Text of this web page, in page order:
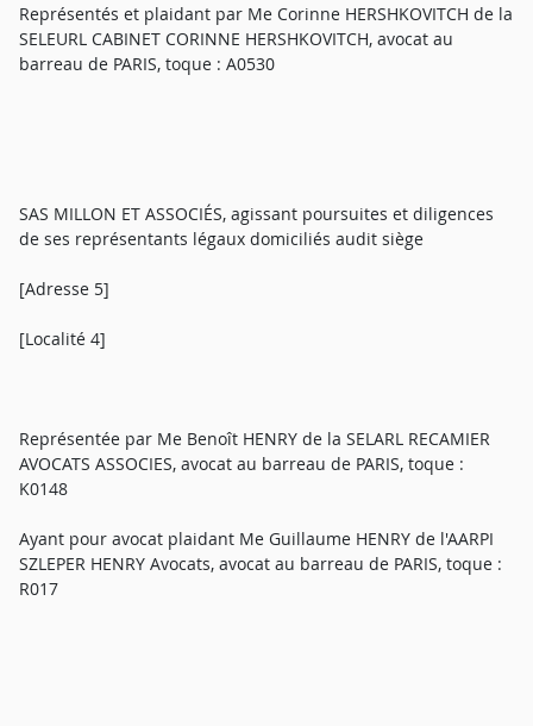
Représentés et plaidant par Me Corinne HERSHKOVITCH de la
SELEURL CABINET CORINNE HERSHKOVITCH, avocat au
barreau de PARIS, toque : A0530
SAS MILLON ET ASSOCIÉS, agissant poursuites et diligences
de ses représentants légaux domiciliés audit siège
[Adresse 5]
[Localité 4]
Représentée par Me Benoît HENRY de la SELARL RECAMIER
AVOCATS ASSOCIES, avocat au barreau de PARIS, toque :
K0148
Ayant pour avocat plaidant Me Guillaume HENRY de l'AARPI
SZLEPER HENRY Avocats, avocat au barreau de PARIS, toque :
R017